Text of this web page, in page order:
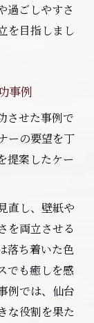
過ごしやすさ
を目指しまし
事例
させた事例で
ーの要望を丁
提案したケー
直し、壁紙や
を両立させる
落ち着いた色
でも癒しを感
例では、仙台
な役割を果た